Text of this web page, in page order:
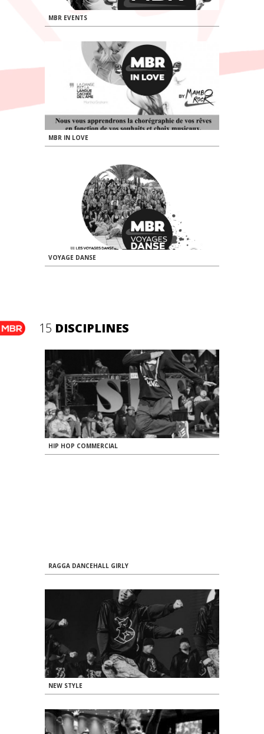
MBR EVENTS
MBR IN LOVE
VOYAGE DANSE
15 DISCIPLINES
HIP HOP COMMERCIAL
RAGGA DANCEHALL GIRLY
NEW STYLE